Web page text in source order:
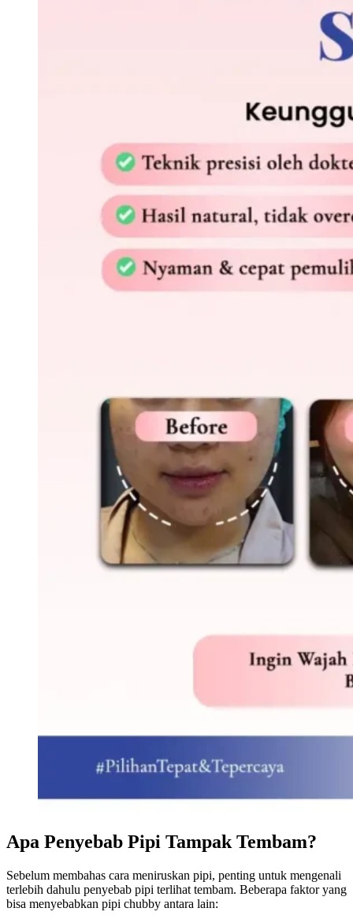
Apa Penyebab Pipi Tampak Tembam?
Sebelum membahas cara meniruskan pipi, penting untuk mengenali
terlebih dahulu penyebab pipi terlihat tembam. Beberapa faktor yang
bisa menyebabkan pipi chubby antara lain: